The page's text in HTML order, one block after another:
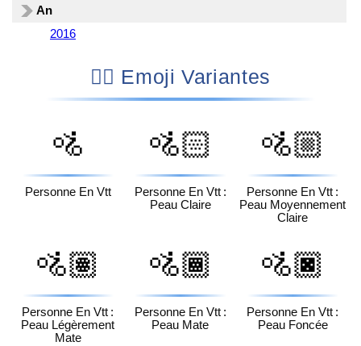
An
2016
🚵‍♀️ Emoji Variantes
🚵
Personne En Vtt
🚵🏻
Personne En Vtt :
Peau Claire
🚵🏼
Personne En Vtt :
Peau Moyennement
Claire
🚵🏽
Personne En Vtt :
Peau Légèrement
Mate
🚵🏾
Personne En Vtt :
Peau Mate
🚵🏿
Personne En Vtt :
Peau Foncée